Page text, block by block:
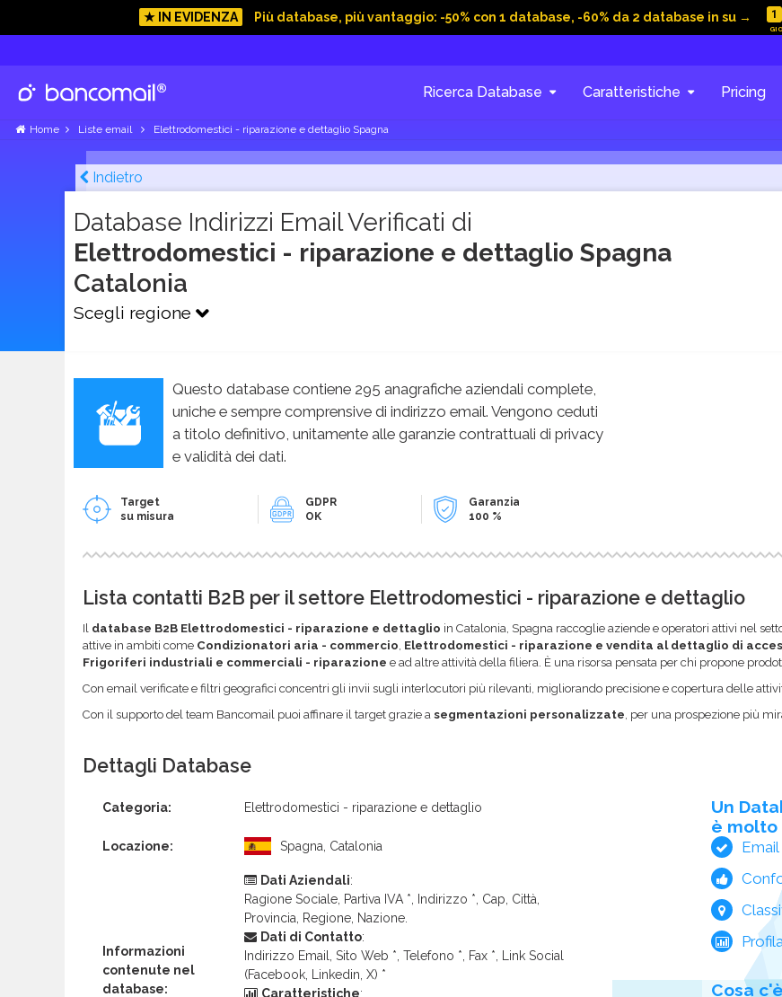
★ IN EVIDENZA Più database, più vantaggio: -50% con 1 database, -60% da 2 database in su → 1
Ricerca Database Caratteristiche Pricing
Home Liste email Elettrodomestici - riparazione e dettaglio Spagna
Indietro
Database Indirizzi Email Verificati di
Elettrodomestici - riparazione e dettaglio Spagna
Catalonia
Scegli regione
Questo database contiene 295 anagrafiche aziendali complete,
uniche e sempre comprensive di indirizzo email. Vengono ceduti
a titolo definitivo, unitamente alle garanzie contrattuali di privacy
e validità dei dati.
Target
su misura
GDPR
OK
Garanzia
100 %
Lista contatti B2B per il settore Elettrodomestici - riparazione e dettaglio
Il database B2B Elettrodomestici - riparazione e dettaglio in Catalonia, Spagna raccoglie aziende e operatori attivi nel
attive in ambiti come Condizionatori aria - commercio Elettrodomestici - riparazione e vendita al dettaglio di
Frigoriferi industriali e commerciali - riparazione e ad altre attività della filiera. È una risorsa pensata per chi propone
Con email verificate e filtri geografici concentri gli invii sugli interlocutori più rilevanti, migliorando precisione e copertura delle
Con il supporto del team Bancomail puoi affinare il target grazie a segmentazioni personalizzate , per una prospezione più
Dettagli Database
Categoria: Elettrodomestici - riparazione e dettaglio
Locazione: Spagna, Catalonia
Informazioni
contenute nel
database:
Dati Aziendali:
Ragione Sociale, Partiva IVA *, Indirizzo *, Cap, Città,
Provincia, Regione, Nazione.
Dati di Contatto:
Indirizzo Email, Sito Web *, Telefono *, Fax *, Link Social
(Facebook, Linkedin, X) *
Caratteristiche:
Un
è molto
Cosa